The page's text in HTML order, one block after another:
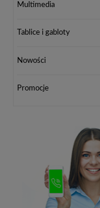
Multimedia
Tablice i gabloty
Nowości
Promocje